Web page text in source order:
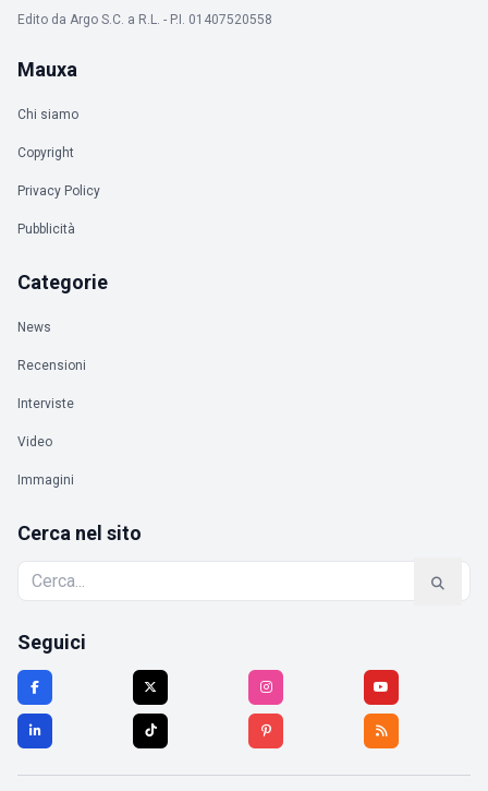
Edito da Argo S.C. a R.L. - P.I. 01407520558
Mauxa
Chi siamo
Copyright
Privacy Policy
Pubblicità
Categorie
News
Recensioni
Interviste
Video
Immagini
Cerca nel sito
Seguici